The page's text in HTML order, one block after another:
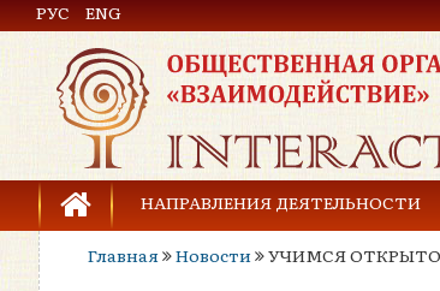
Общественная организация
РУС ENG
НАПРАВЛЕНИЯ ДЕЯТЕЛЬНОСТИ
Предупреждение торговли людьми
Главная
Новости УЧИМСЯ